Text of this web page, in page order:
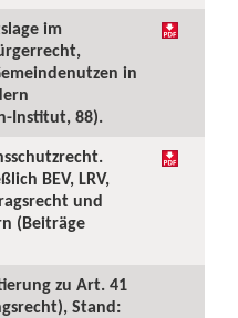
im
in
Institut, 88).
BEV, LRV,
und
(Beiträge
zu Art. 41
Stand: